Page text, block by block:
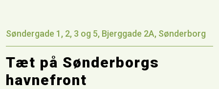
Søndergade 1, 2, 3 og 5, Bjerggade 2A, Sønderborg
Tæt på Sønderborgs
havnefront